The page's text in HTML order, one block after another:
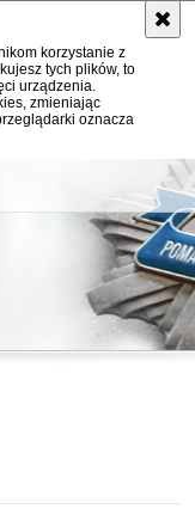
korzystanie z
tych plików, to
urządzenia.
zmieniając
oznacza